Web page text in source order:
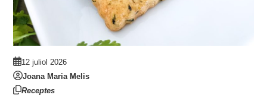
12 juliol 2026
Joana Maria Melis
Receptes